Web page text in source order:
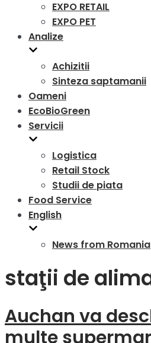
EXPO RETAIL
EXPO PET
Analize
Achizitii
Sinteza saptamanii
Oameni
EcoBioGreen
Servicii
Logistica
Retail Stock
Studii de piata
Food Service
English
News from Romania
staţii de
Auchan va
multe